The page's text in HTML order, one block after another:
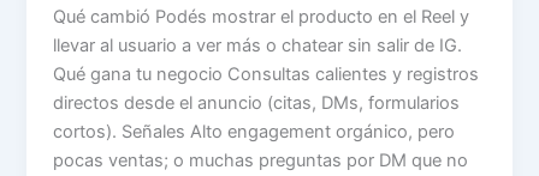
Qué cambió Podés mostrar el producto en el Reel y
llevar al usuario a ver más o chatear sin salir de IG.
Qué gana tu negocio Consultas calientes y registros
directos desde el anuncio (citas, DMs, formularios
cortos). Señales Alto engagement orgánico, pero
pocas ventas; o muchas preguntas por DM que no